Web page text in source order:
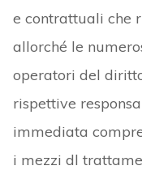
e contrattuali che
allorché le
operatori del
rispettive
immediata
i mezzi dl